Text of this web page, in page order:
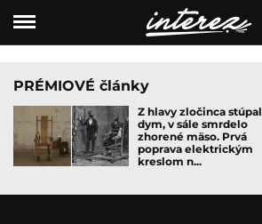
PRÉMIOVÉ články
Z hlavy zločinca stúpal
dym, v sále smrdelo
zhorené mäso. Prvá
poprava elektrickým
kreslom n...